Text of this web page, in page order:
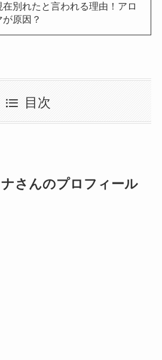
在別れたと言われる理由！アロ
が原因？
目次
ナさんのプロフィール